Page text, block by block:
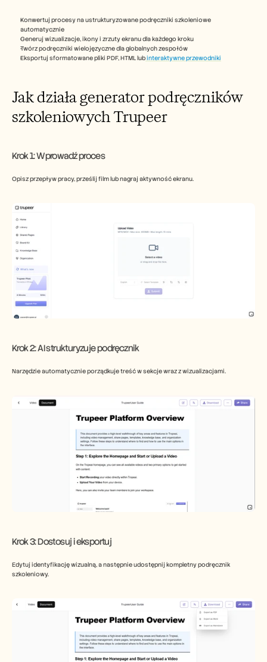
Konwertuj procesy na ustrukturyzowane podręczniki szkoleniowe
automatycznie
Generuj wizualizacje, ikony i zrzuty ekranu dla każdego kroku
Twórz podręczniki wielojęzyczne dla globalnych zespołów
Eksportuj sformatowane pliki PDF, HTML lub interaktywne przewodniki​
Jak działa generator podręczników
szkoleniowych Trupeer
Krok 1: Wprowadź proces
Opisz przepływ pracy, prześlij film lub nagraj aktywność ekranu.
​Krok 2: AI strukturyzuje podręcznik
Narzędzie automatycznie porządkuje treść w sekcje wraz z wizualizacjami.
​Krok 3: Dostosuj i eksportuj
Edytuj identyfikację wizualną, a następnie udostępnij kompletny podręcznik
szkoleniowy.